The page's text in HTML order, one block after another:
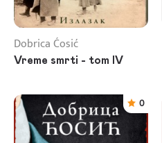
Dobrica Ćosić
Vreme smrti - tom IV
0